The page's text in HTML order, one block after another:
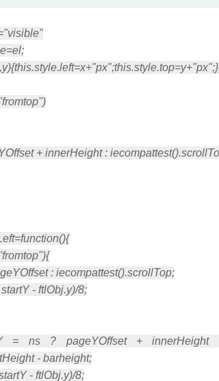
+ innerHeight :
: iecompattest().scrollTop;
- ftlObj.y)/8;
+ innerHeight -
- barheight;
- ftlObj.y)/8;